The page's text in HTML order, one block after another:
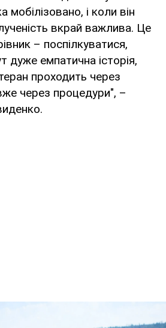
мобілізовано, і коли він
вкрай важлива. Це
– поспілкуватися,
дуже емпатична історія,
проходить через
через процедури", –